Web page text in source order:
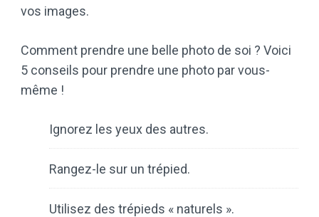
vos images.
Comment prendre une belle photo de soi ? Voici
5 conseils pour prendre une photo par vous-
même !
Ignorez les yeux des autres.
Rangez-le sur un trépied.
Utilisez des trépieds « naturels ».